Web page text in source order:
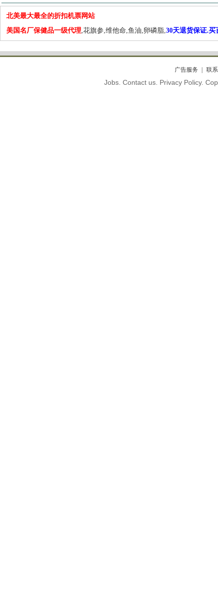
北美最大最全的折扣机票网站
美国名厂保健品一级代理,花旗参,维他命,鱼油,卵磷脂,30天退货保证.买
广告服务 联
Jobs. Contact us. Privacy Policy.